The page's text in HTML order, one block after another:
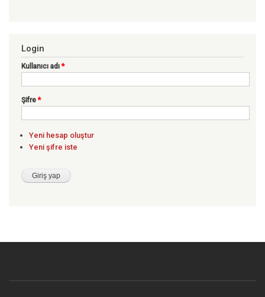
Login
Kullanıcı adı*
Şifre*
Yeni hesap oluştur
Yeni şifre iste